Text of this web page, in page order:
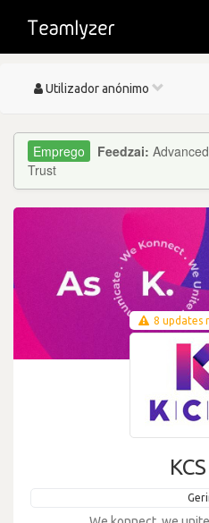
Toggle
Utilizador anónimo
Feedzai:
Trust
8 updates